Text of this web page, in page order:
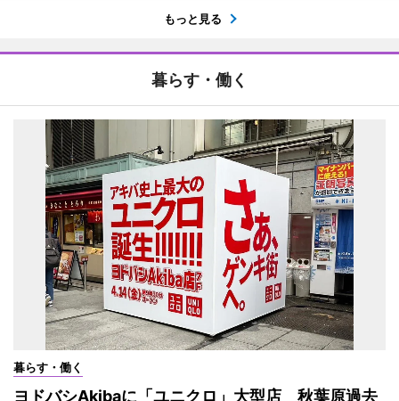
もっと見る
暮らす・働く
暮らす・働く
ヨドバシAkibaに「ユニクロ」大型店 秋葉原過去